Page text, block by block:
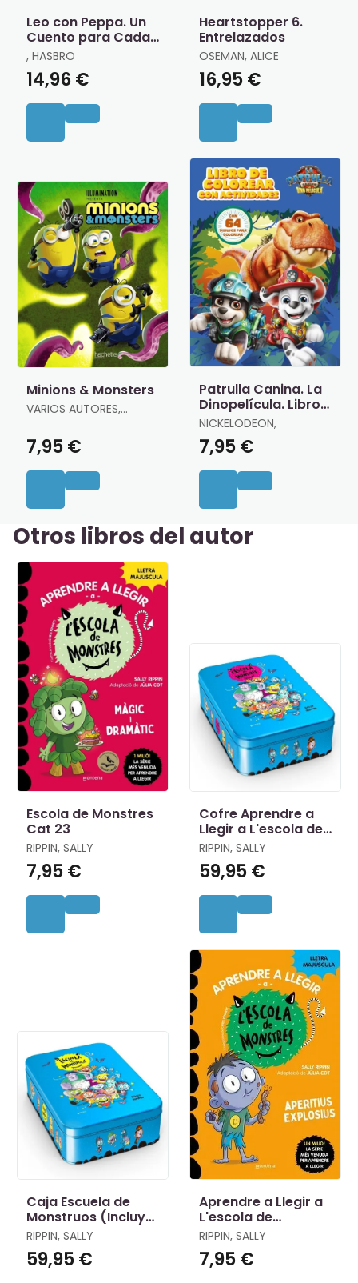
Leo con Peppa. Un
Cuento para Cada
Letra
, HASBRO
14,96 €
Heartstopper 6.
Entrelazados
OSEMAN, ALICE
16,95 €
Minions & Monsters
VARIOS AUTORES,
7,95 €
Patrulla Canina. La
Dinopelícula. Libro
de Colorear
NICKELODEON,
7,95 €
Otros libros del autor
Escola de Monstres
Cat 23
RIPPIN, SALLY
7,95 €
Cofre Aprendre a
Llegir a L'escola de
Monstres
RIPPIN, SALLY
59,95 €
Caja Escuela de
Monstruos (Incluye
los 8 Primeros
Libros)
RIPPIN, SALLY
59,95 €
Aprendre a Llegir a
L'escola de
Monstres 19 -
Aperitius Explosius
RIPPIN, SALLY
7,95 €